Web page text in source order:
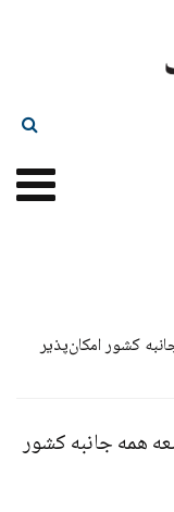
کشور امکان‌پذیر
همه جانبه کشور